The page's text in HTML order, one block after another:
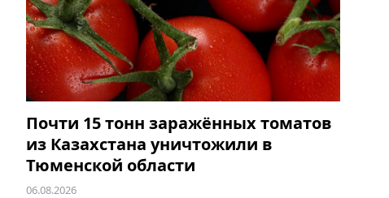
Почти 15 тонн заражённых томатов
из Казахстана уничтожили в
Тюменской области
06.08.2026